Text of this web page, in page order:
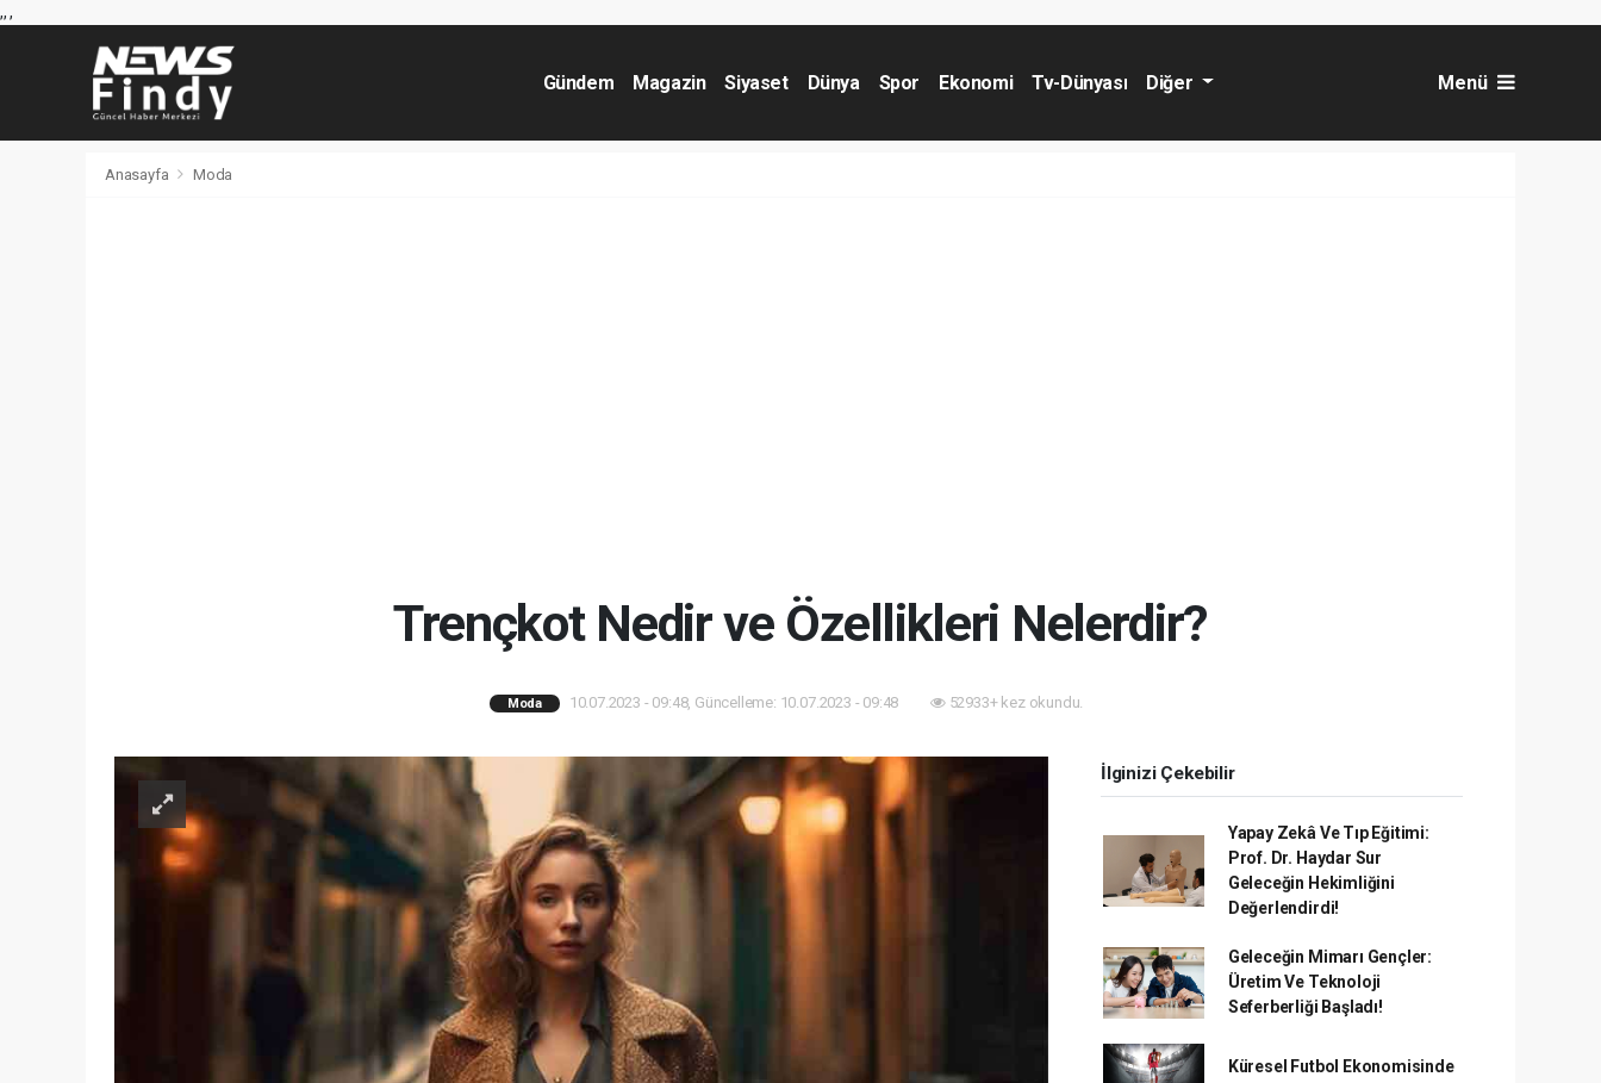
,,,
Gündem Magazin Siyaset Dünya Spor Ekonomi Tv-Dünyası Diğer Menü
Anasayfa Moda
Trençkot Nedir ve Özellikleri Nelerdir?
Moda 10.07.2023 - 09:48, Güncelleme: 10.07.2023 - 09:48 52933+ kez okundu.
İlginizi Çekebilir
Yapay Zekâ Ve Tıp Eğitimi:
Prof. Dr. Haydar Sur
Geleceğin Hekimliğini
Değerlendirdi!
Geleceğin Mimarı Gençler:
Üretim Ve Teknoloji
Seferberliği Başladı!
Küresel Futbol Ekonomisinde